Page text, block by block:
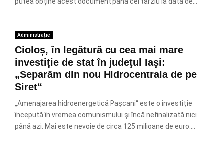
Administrație
Cioloș, în legătură cu cea mai mare
investiţie de stat în judeţul Iaşi:
„Separăm din nou Hidrocentrala de pe
Siret“
„Amenajarea hidroenergetică Paşcani“ este o investiţie
începută în vremea comunismului şi încă nefinalizată nici
până azi. Mai este nevoie de circa 125 milioane de euro....